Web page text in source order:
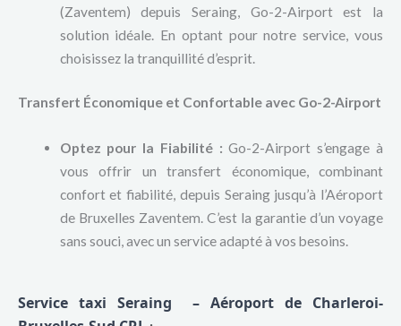
(Zaventem) depuis Seraing, Go-2-Airport est la
solution idéale. En optant pour notre service, vous
choisissez la tranquillité d’esprit.
Transfert Économique et Confortable avec Go-2-Airport
Optez pour la Fiabilité : Go-2-Airport s’engage à
vous offrir un transfert économique, combinant
confort et fiabilité, depuis Seraing jusqu’à l’Aéroport
de Bruxelles Zaventem. C’est la garantie d’un voyage
sans souci, avec un service adapté à vos besoins.
Service taxi Seraing – Aéroport de Charleroi-